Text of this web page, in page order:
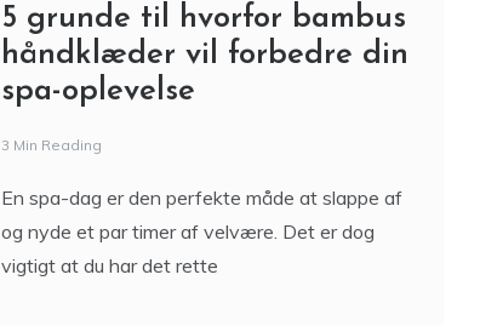
5 grunde til hvorfor bambus
håndklæder vil forbedre din
spa-oplevelse
3 Min Reading
En spa-dag er den perfekte måde at slappe af
og nyde et par timer af velvære. Det er dog
vigtigt at du har det rette